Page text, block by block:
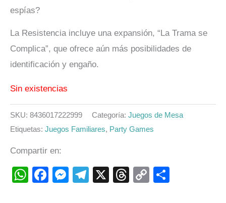
espías?
La Resistencia incluye una expansión, “La Trama se
Complica”, que ofrece aún más posibilidades de
identificación y engaño.
Sin existencias
SKU: 8436017222999 Categoría: Juegos de Mesa
Etiquetas: Juegos Familiares, Party Games
Compartir en:
WhatsApp
Facebook
Messenger
Telegram
X Threads
Copy